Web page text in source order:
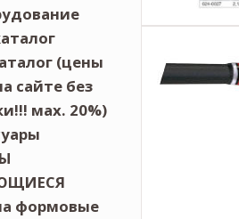
(цены
сайте без
мах. 20%)
формовые